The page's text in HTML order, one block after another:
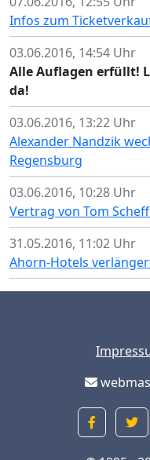
Infos zum
03.06.2016, 14:54 Uhr
Alle Auflagen erfüllt!
da!
03.06.2016, 13:22 Uhr
Alexander Nandzik
Regensburg
03.06.2016, 10:28 Uhr
Vertrag von Tom
31.05.2016, 11:02 Uhr
Ahorn-Hotels